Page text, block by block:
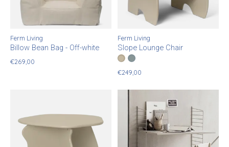
Ferm Living
Billow Bean Bag - Off-white
€269,00
Ferm Living
Slope Lounge Chair
Color: *
Cashmere
Storm
€249,00